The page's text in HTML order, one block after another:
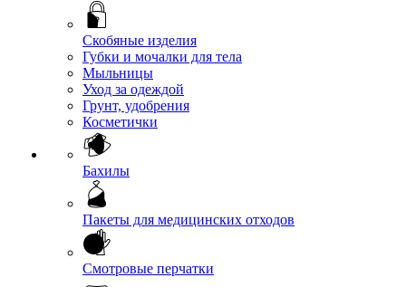
Скобяные изделия
Губки и мочалки для тела
Мыльницы
Уход за одеждой
Грунт, удобрения
Косметички
Бахилы
Пакеты для медицинских отходов
Смотровые перчатки